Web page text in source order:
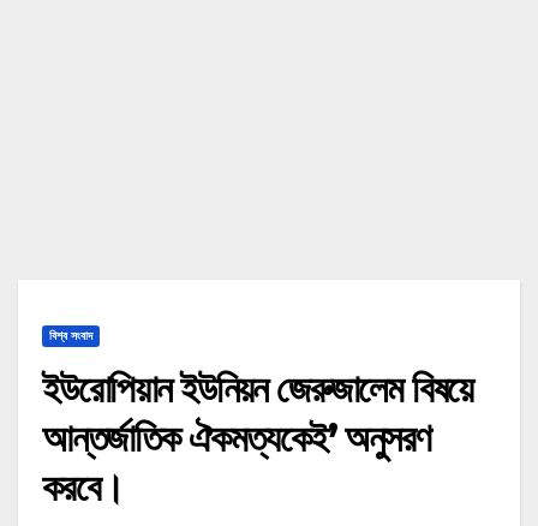
বিশ্ব সংবাদ
ইউরোপিয়ান ইউনিয়ন জেরুজালেম বিষয়ে
আন্তর্জাতিক ঐকমত্যকেই’ অনুসরণ
করবে।